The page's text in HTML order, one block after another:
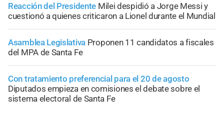
Reacción del Presidente Milei despidió a Jorge Messi y
cuestionó a quienes criticaron a Lionel durante el Mundial
Asamblea Legislativa Proponen 11 candidatos a fiscales
del MPA de Santa Fe
Con tratamiento preferencial para el 20 de agosto
Diputados empieza en comisiones el debate sobre el
sistema electoral de Santa Fe